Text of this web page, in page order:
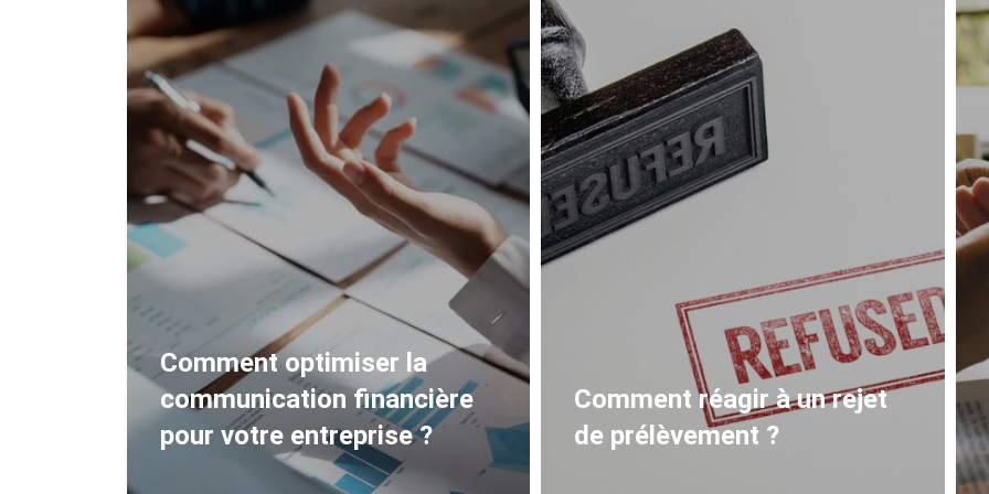
Comment réagir à un rejet
de prélèvement ?
Ouvrir un compte
professionnel : guide
complet pour entrepreneurs
et indépendants